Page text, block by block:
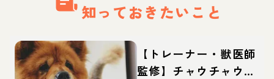
知っておきたいこと
【トレーナー・獣医師
監修】チャウチャウっ